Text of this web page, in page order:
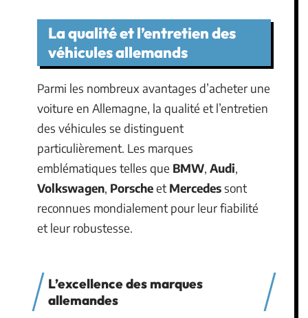
La qualité et l’entretien des
véhicules allemands
Parmi les nombreux avantages d’acheter une
voiture en Allemagne, la qualité et l’entretien
des véhicules se distinguent
particulièrement. Les marques
emblématiques telles que BMW, Audi,
Volkswagen, Porscheet Mercedessont
reconnues mondialement pour leur fiabilité
et leur robustesse.
L’excellence des marques
allemandes